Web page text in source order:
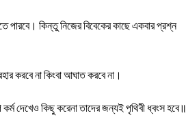
পারবে। কিন্তু নিজের বিবেকের কাছে একবার প্রশ্ন
করবে না কিংবা আঘাত করবে না।
কর্ম দেখেও কিছু করেনা তাদের জন্যই পৃথিবী ধ্বংস হবে॥